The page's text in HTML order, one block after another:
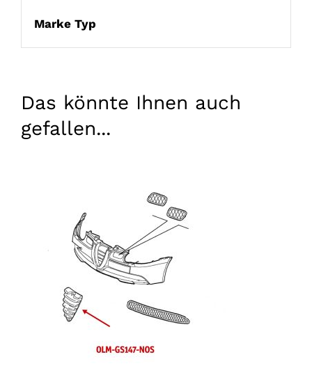
Marke Typ
Das könnte Ihnen auch
gefallen...
IN DEN WARENKORB LEGEN
EINZELHEITEN